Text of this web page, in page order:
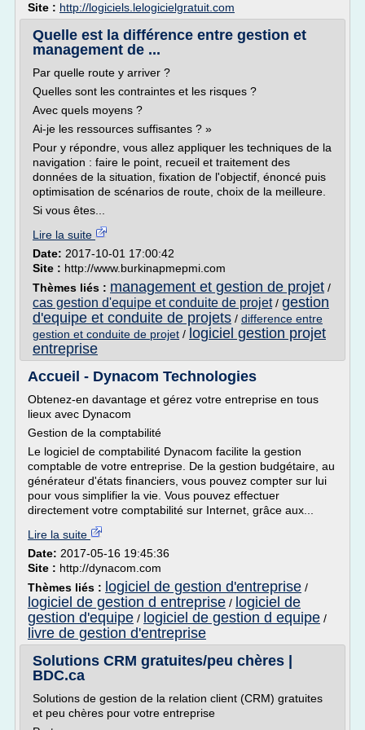
Site : http://logiciels.lelogicielgratuit.com
Quelle est la différence entre gestion et
management de ...
Par quelle route y arriver ?
Quelles sont les contraintes et les risques ?
Avec quels moyens ?
Ai-je les ressources suffisantes ? »
Pour y répondre, vous allez appliquer les techniques de la
navigation : faire le point, recueil et traitement des
données de la situation, fixation de l'objectif, énoncé puis
optimisation de scénarios de route, choix de la meilleure.
Si vous êtes...
Lire la suite
Date: 2017-10-01 17:00:42
Site : http://www.burkinapmepmi.com
Thèmes liés : management et gestion de projet /
cas gestion d'equipe et conduite de projet/ gestion
d'equipe et conduite de projets / difference entre
gestion et conduite de projet / logiciel gestion projet
entreprise
Accueil - Dynacom Technologies
Obtenez-en davantage et gérez votre entreprise en tous
lieux avec Dynacom
Gestion de la comptabilité
Le logiciel de comptabilité Dynacom facilite la gestion
comptable de votre entreprise. De la gestion budgétaire, au
générateur d'états financiers, vous pouvez compter sur lui
pour vous simplifier la vie. Vous pouvez effectuer
directement votre comptabilité sur Internet, grâce aux...
Lire la suite
Date: 2017-05-16 19:45:36
Site : http://dynacom.com
Thèmes liés : logiciel de gestion d'entreprise /
logiciel de gestion d entreprise / logiciel de
gestion d'equipe / logiciel de gestion d equipe /
livre de gestion d'entreprise
Solutions CRM gratuites/peu chères |
BDC.ca
Solutions de gestion de la relation client (CRM) gratuites
et peu chères pour votre entreprise